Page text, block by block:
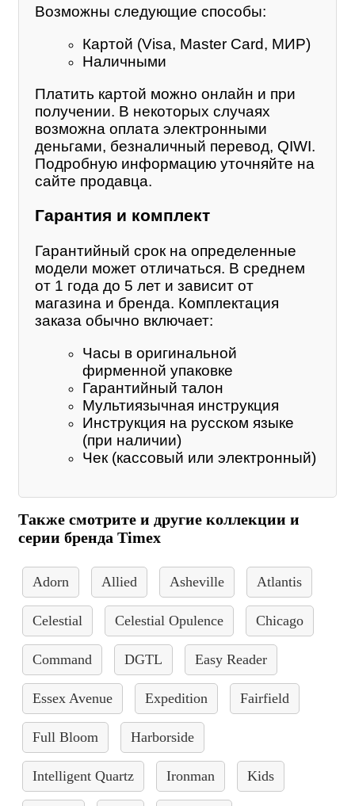
Возможны следующие способы:
Картой (Visa, Master Card, МИР)
Наличными
Платить картой можно онлайн и при
получении. В некоторых случаях
возможна оплата электронными
деньгами, безналичный перевод, QIWI.
Подробную информацию уточняйте на
сайте продавца.
Гарантия и комплект
Гарантийный срок на определенные
модели может отличаться. В среднем
от 1 года до 5 лет и зависит от
магазина и бренда. Комплектация
заказа обычно включает:
Часы в оригинальной
фирменной упаковке
Гарантийный талон
Мультиязычная инструкция
Инструкция на русском языке
(при наличии)
Чек (кассовый или электронный)
Также смотрите и другие коллекции и
серии бренда Timex
Adorn Allied Asheville Atlantis
Celestial Celestial Opulence Chicago
Command DGTL Easy Reader
Essex Avenue Expedition Fairfield
Full Bloom Harborside
Intelligent Quartz Ironman Kids